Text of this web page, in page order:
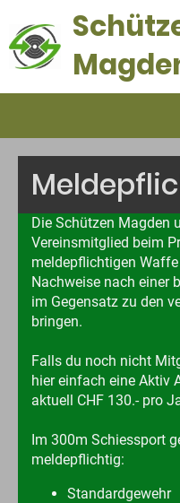
Die Schützen Magden
Vereinsmitglied beim
meldepflichtigen
Nachweise nach einer
im Gegensatz zu den
bringen.
Falls du noch nicht
hier einfach eine Aktiv
aktuell CHF 130.- pro
Im 300m Schiessport
meldepflichtig:
Standardgewehr